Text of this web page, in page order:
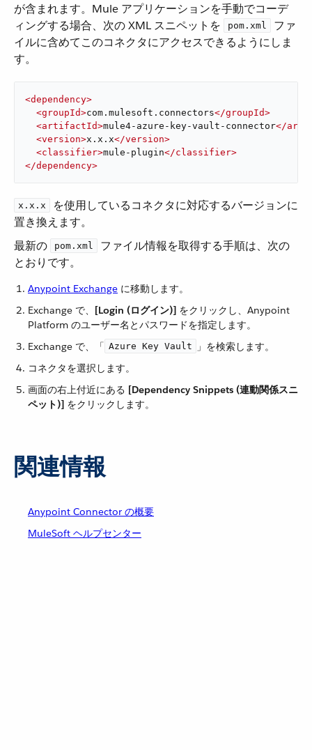
が含まれます。Mule アプリケーションを手動でコーデ
ィングする場合、次の XML スニペットを ​
pom.xml
​ ファ
イルに含めてこのコネクタにアクセスできるようにしま
す。
<dependency>
<groupId>com.mulesoft.connectors</groupId>
<artifactId>mule4-azure-key-vault-connector</
<version>x.x.x</version>
<classifier>mule-plugin</classifier>
</dependency>
x.x.x
​ を使用しているコネクタに対応するバージョンに
置き換えます。
最新の ​
pom.xml
​ ファイル情報を取得する手順は、次の
とおりです。
Anypoint Exchange ​ に移動します。
Exchange で、​ [Login (ログイン)] ​ をクリックし、Anypoint
Platform のユーザー名とパスワードを指定します。
Exchange で、「​ Azure Key Vault
​」を検索します。
コネクタを選択します。
画面の右上付近にある ​ [Dependency Snippets (連動関係スニ
ペット)] ​ をクリックします。
関連情報
Anypoint Connector の概要
MuleSoft ヘルプセンター